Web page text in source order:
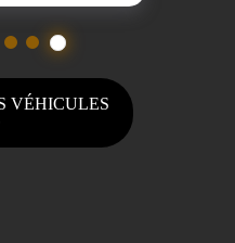
4 5
VÉHICULES